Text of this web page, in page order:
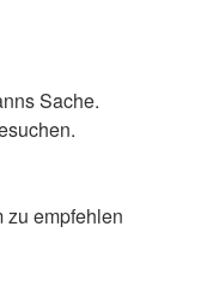
Sache.
zu empfehlen